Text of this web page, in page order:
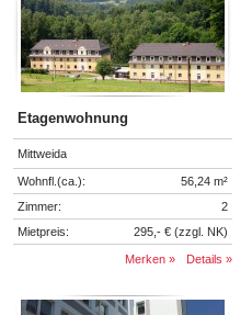
Etagenwohnung
Mittweida
Wohnfl.(ca.):
56,24 m²
Zimmer:
2
Mietpreis: 295,- € (zzgl. NK)
Merken » Details »